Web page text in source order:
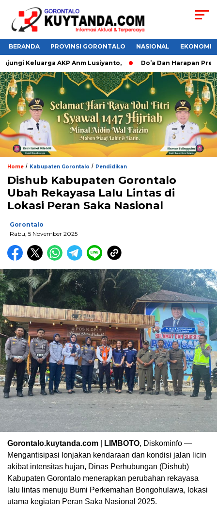
BERANDA PROVINSI GORONTALO NASIONAL EKONOMI
AKP Anm Lusiyanto, Do’a Dan Harapan Presiden
Home / Kabupaten Gorontalo / Pendidikan
Dishub Kabupaten Gorontalo
Ubah Rekayasa Lalu Lintas di
Lokasi Peran Saka Nasional
Gorontalo
Rabu, 5 November 2025
Gorontalo.kuytanda.com LIMBOTO, Diskominfo —
Mengantisipasi lonjakan kendaraan dan kondisi jalan licin
akibat intensitas hujan, Dinas Perhubungan (Dishub)
Kabupaten Gorontalo menerapkan perubahan rekayasa
lalu lintas menuju Bumi Perkemahan Bongohulawa, lokasi
utama kegiatan Peran Saka Nasional 2025.